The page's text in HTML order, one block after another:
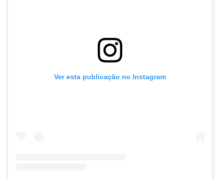
Ver esta publicação no Instagram